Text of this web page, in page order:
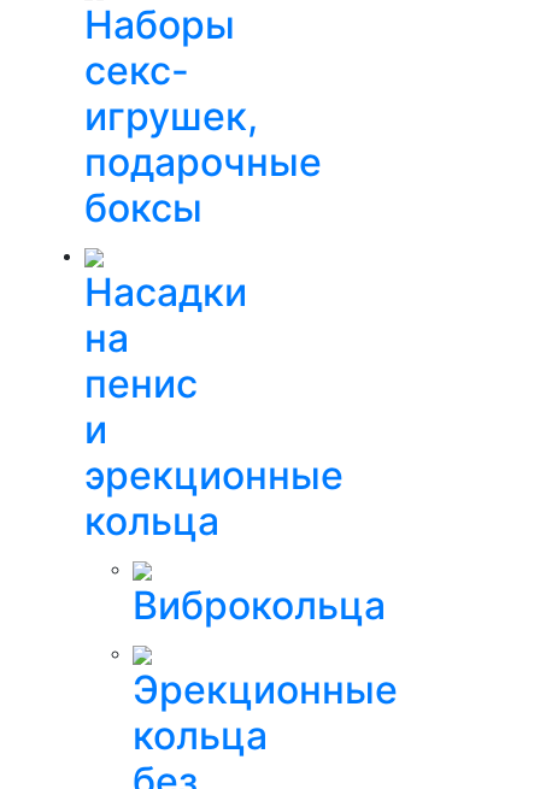
Наборы
секс-
игрушек,
подарочные
боксы
Насадки
на
пенис
и
эрекционные
кольца
Виброкольца
Эрекционные
кольца